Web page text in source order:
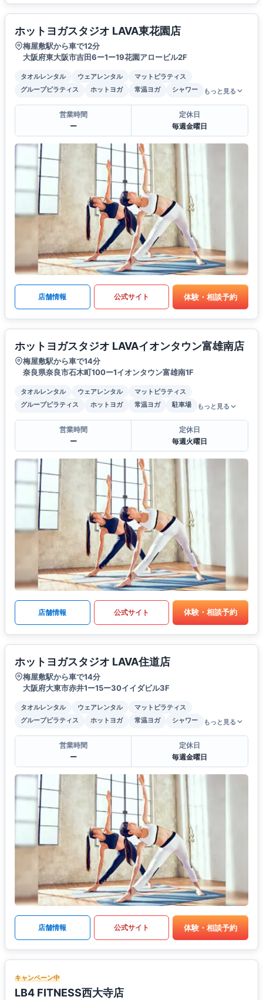
ホットヨガスタジオ LAVA東花園店
梅屋敷駅から車で12分
大阪府東大阪市吉田6ー1ー19花園アロービル2F
タオルレンタル ウェアレンタル
マットピラティス
グループピラティス
ホットヨガ 常温ヨガ シャワー もっと見る
営業時間
ー
定休日
毎週金曜日
店舗情報 公式サイト 体験・相談予約
ホットヨガスタジオ LAVAイオンタウン富雄南店
梅屋敷駅から車で14分
奈良県奈良市石木町100ー1イオンタウン富雄南1F
タオルレンタル ウェアレンタル
マットピラティス
グループピラティス
ホットヨガ 常温ヨガ 駐車場 もっと見る
営業時間
ー
定休日
毎週火曜日
店舗情報 公式サイト 体験・相談予約
ホットヨガスタジオ LAVA住道店
梅屋敷駅から車で14分
大阪府大東市赤井1ー15ー30イイダビル3F
タオルレンタル ウェアレンタル
マットピラティス
グループピラティス
ホットヨガ 常温ヨガ シャワー もっと見る
営業時間
ー
定休日
毎週金曜日
店舗情報 公式サイト 体験・相談予約
キャンペーン中
LB4 FITNESS西大寺店